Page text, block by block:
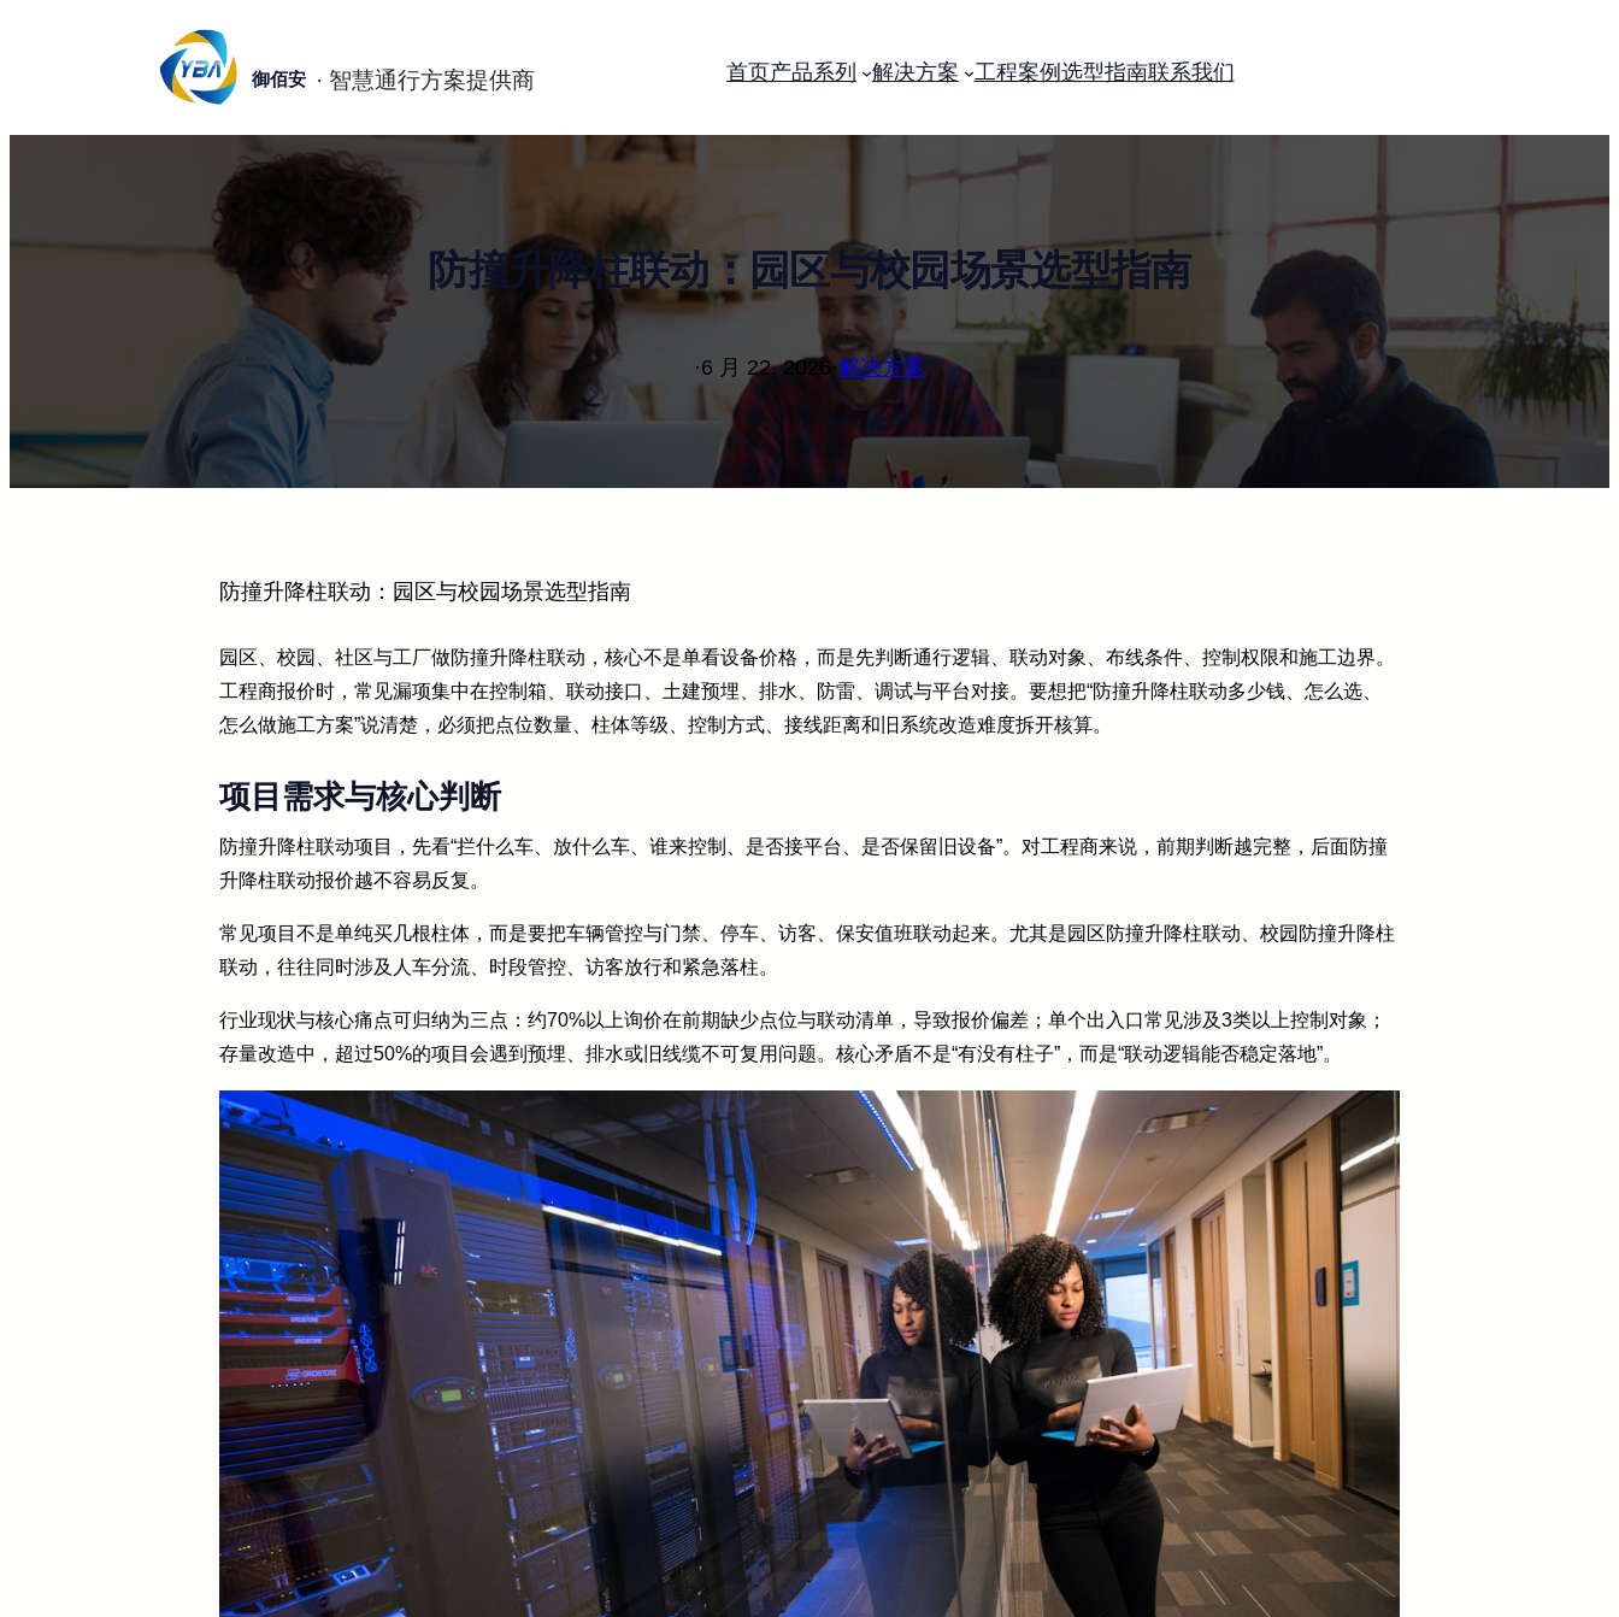
御佰安 首页产品系列 解决方案 工程案例 选型指南联系我们
防撞升降柱联动：园区与校园场景选型指南
·6 月 22, 2026·解决方案
防撞升降柱联动：园区与校园场景选型指南
园区、校园、社区与工厂做防撞升降柱联动，核心不是单看设备价格，而是先判断通行逻辑、联动对象、布线条件、控制权限和施工边界。
工程商报价时，常见漏项集中在控制箱、联动接口、土建预埋、排水、防雷、调试与平台对接。要想把“防撞升降柱联动多少钱、怎么选、
怎么做施工方案”说清楚，必须把点位数量、柱体等级、控制方式、接线距离和旧系统改造难度拆开核算。
项目需求与核心判断
防撞升降柱联动项目，先看“拦什么车、放什么车、谁来控制、是否接平台、是否保留旧设备”。对工程商来说，前期判断越完整，后面防撞
升降柱联动报价越不容易反复。
常见项目不是单纯买几根柱体，而是要把车辆管控与门禁、停车、访客、保安值班联动起来。尤其是园区防撞升降柱联动、校园防撞升降柱
联动，往往同时涉及人车分流、时段管控、访客放行和紧急落柱。
行业现状与核心痛点可归纳为三点：约70%以上询价在前期缺少点位与联动清单，导致报价偏差；单个出入口常见涉及3类以上控制对象；
存量改造中，超过50%的项目会遇到预埋、排水或旧线缆不可复用问题。核心矛盾不是“有没有柱子”，而是“联动逻辑能否稳定落地”。